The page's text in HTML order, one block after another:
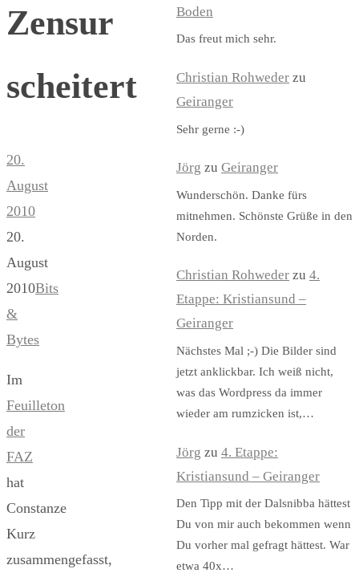
Zensur
scheitert
20.
August
2010
20.
August
2010Bits
&
Bytes
Im
Feuilleton
der
FAZ
hat
Constanze
Kurz
zusammengefasst,
Boden
Das freut mich sehr.
Christian Rohweder zu
Geiranger
Sehr gerne :-)
Jörg zu Geiranger
Wunderschön. Danke fürs
mitnehmen. Schönste Grüße in den
Norden.
Christian Rohweder zu 4.
Etappe: Kristiansund –
Geiranger
Nächstes Mal ;-) Die Bilder sind
jetzt anklickbar. Ich weiß nicht,
was das Wordpress da immer
wieder am rumzicken ist,…
Jörg zu 4. Etappe:
Kristiansund – Geiranger
Den Tipp mit der Dalsnibba hättest
Du von mir auch bekommen wenn
Du vorher mal gefragt hättest. War
etwa 40x…